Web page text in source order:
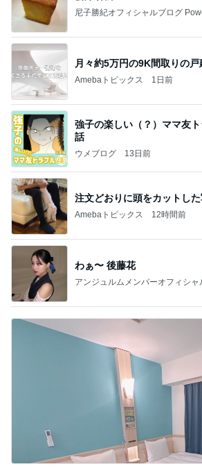
尼子勝紀オフィシャルブログ
月々約5万円の9K間取りの戸
Amebaトピックス 1日前
強子の楽しい（？）ママ友
話
ウメブログ 13日前
注文どおりに頭をカットし
Amebaトピックス 12時間前
わぁ〜 後藤花
アンジュルムメンバーオフィシャ